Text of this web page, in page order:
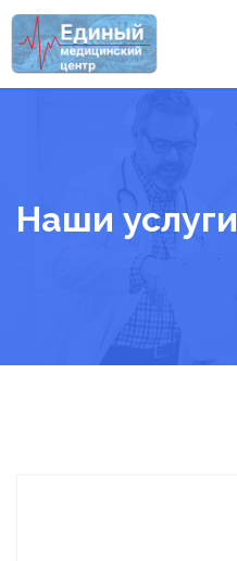
Skip
to
content
Наши услуги